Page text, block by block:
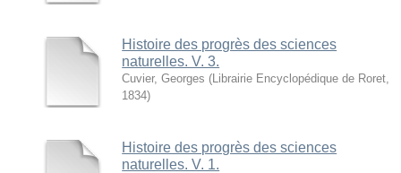
Histoire des progrès des sciences
naturelles. V. 3.
Cuvier, Georges ( Librairie Encyclopédique de Roret
1834)
Histoire des progrès des sciences
naturelles. V. 1.